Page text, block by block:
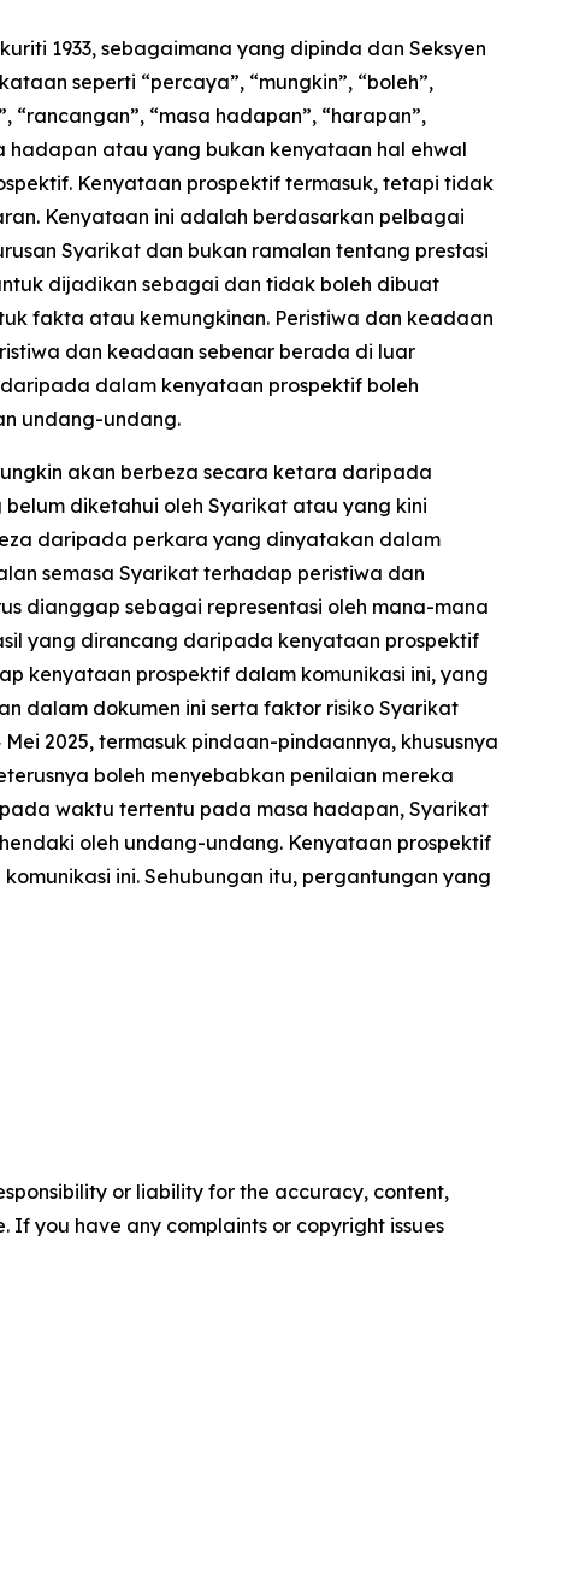
1933, sebagaimana yang dipinda dan Seksyen
seperti “percaya”, “mungkin”, “boleh”,
“rancangan”, “masa hadapan”, “harapan”,
hadapan atau yang bukan kenyataan hal ehwal
Kenyataan prospektif termasuk, tetapi tidak
Kenyataan ini adalah berdasarkan pelbagai
Syarikat dan bukan ramalan tentang prestasi
dijadikan sebagai dan tidak boleh dibuat
fakta atau kemungkinan. Peristiwa dan keadaan
dan keadaan sebenar berada di luar
dalam kenyataan prospektif boleh
undang-undang.
akan berbeza secara ketara daripada
diketahui oleh Syarikat atau yang kini
daripada perkara yang dinyatakan dalam
semasa Syarikat terhadap peristiwa dan
dianggap sebagai representasi oleh mana-mana
yang dirancang daripada kenyataan prospektif
kenyataan prospektif dalam komunikasi ini, yang
dalam dokumen ini serta faktor risiko Syarikat
2025, termasuk pindaan-pindaannya, khususnya
boleh menyebabkan penilaian mereka
waktu tertentu pada masa hadapan, Syarikat
oleh undang-undang. Kenyataan prospektif
ini. Sehubungan itu, pergantungan yang
or liability for the accuracy, content,
If you have any complaints or copyright issues